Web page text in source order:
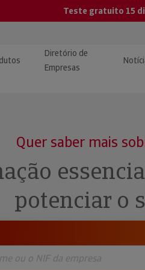
Teste gratuito 15
de Créditos
Diretório de
Empresas
Quer saber mais
potenciar o